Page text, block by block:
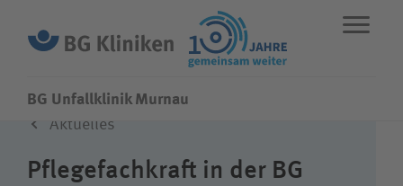
BG Unfallklinik Murnau
Aktuelles
Pflegefachkraft in der BG